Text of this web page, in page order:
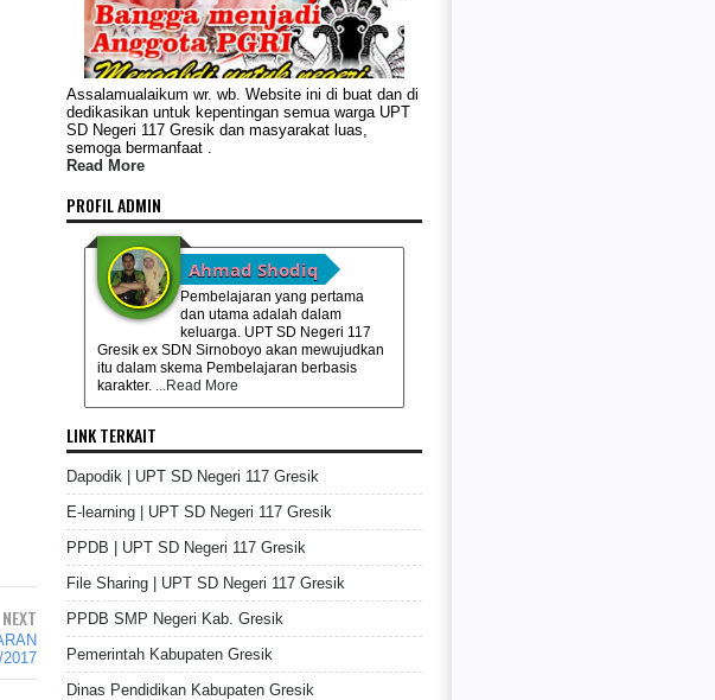
NEXT
2017
Assalamualaikum wr. wb. Website ini di buat dan di
dedikasikan untuk kepentingan semua warga UPT
SD Negeri 117 Gresik dan masyarakat luas,
semoga bermanfaat .
Read More
PROFIL ADMIN
Ahmad Shodiq
Pembelajaran yang pertama
dan utama adalah dalam
keluarga. UPT SD Negeri 117
Gresik ex SDN Sirnoboyo akan mewujudkan
itu dalam skema Pembelajaran berbasis
karakter. ...Read More
LINK TERKAIT
Dapodik | UPT SD Negeri 117 Gresik
E-learning | UPT SD Negeri 117 Gresik
PPDB | UPT SD Negeri 117 Gresik
File Sharing | UPT SD Negeri 117 Gresik
PPDB SMP Negeri Kab. Gresik
Pemerintah Kabupaten Gresik
Dinas Pendidikan Kabupaten Gresik